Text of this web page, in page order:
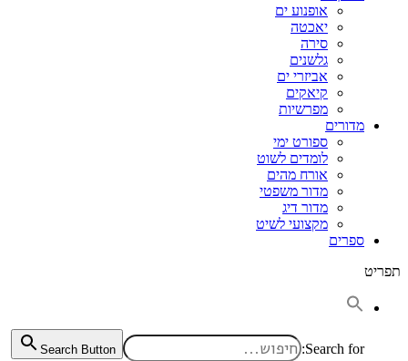
אופנוע ים
יאכטה
סירה
גלשנים
אביזרי ים
קיאקים
מפרשיות
מדורים
ספורט ימי
לומדים לשוט
אורח מהים
מדור משפטי
מדור דיג
מקצועי לשיט
ספרים
תפריט
Search for:
Search Button